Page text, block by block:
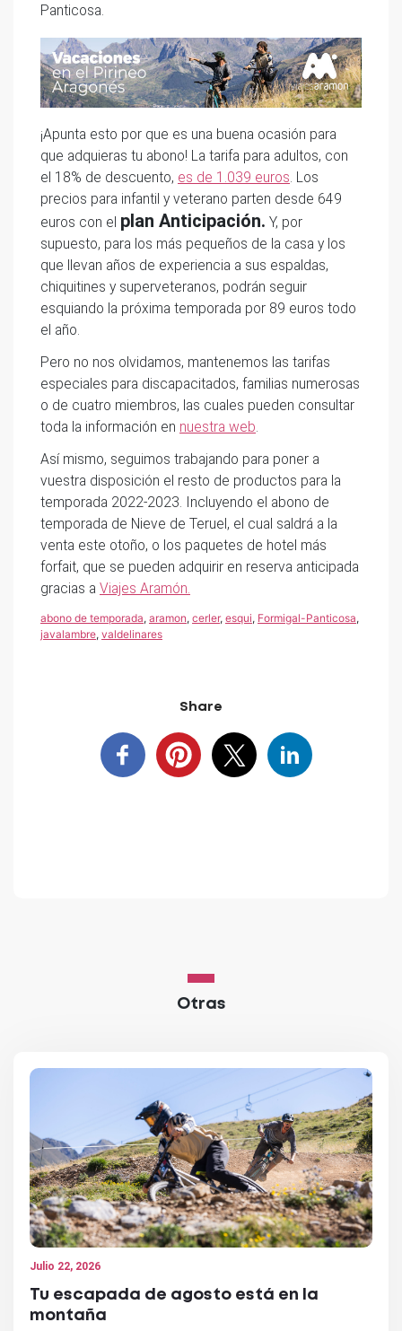
Panticosa.
¡Apunta esto por que es una buena ocasión para
que adquieras tu abono! La tarifa para adultos, con
el 18% de descuento, es de 1.039 euros. Los
precios para infantil y veterano parten desde 649
euros con el plan Anticipación. Y, por
supuesto, para los más pequeños de la casa y los
que llevan años de experiencia a sus espaldas,
chiquitines y superveteranos, podrán seguir
esquiando la próxima temporada por 89 euros todo
el año.
Pero no nos olvidamos, mantenemos las tarifas
especiales para discapacitados, familias numerosas
o de cuatro miembros, las cuales pueden consultar
toda la información en nuestra web.
Así mismo, seguimos trabajando para poner a
vuestra disposición el resto de productos para la
temporada 2022-2023. Incluyendo el abono de
temporada de Nieve de Teruel, el cual saldrá a la
venta este otoño, o los paquetes de hotel más
forfait, que se pueden adquirir en reserva anticipada
gracias a Viajes Aramón.
abono de temporada, aramon, cerler, esqui, Formigal-Panticosa,
javalambre, valdelinares
Share
Otras
Julio 22, 2026
Tu escapada de agosto está en la
montaña